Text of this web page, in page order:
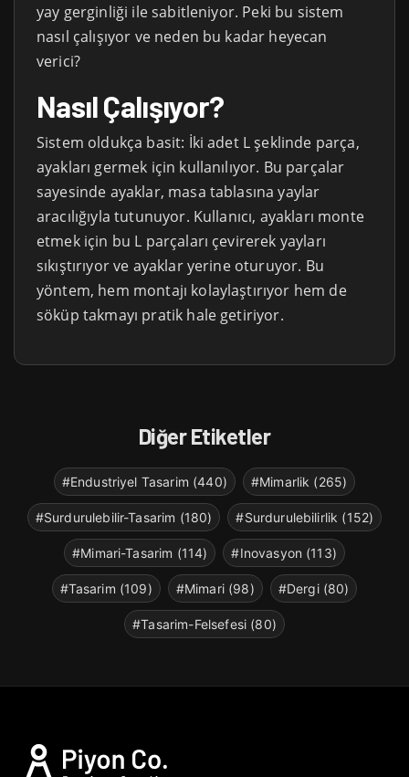
yay gerginliği ile sabitleniyor. Peki bu sistem
nasıl çalışıyor ve neden bu kadar heyecan
verici?
Nasıl Çalışıyor?
Sistem oldukça basit: İki adet L şeklinde parça,
ayakları germek için kullanılıyor. Bu parçalar
sayesinde ayaklar, masa tablasına yaylar
aracılığıyla tutunuyor. Kullanıcı, ayakları monte
etmek için bu L parçaları çevirerek yayları
sıkıştırıyor ve ayaklar yerine oturuyor. Bu
yöntem, hem montajı kolaylaştırıyor hem de
söküp takmayı pratik hale getiriyor.
Diğer Etiketler
#Endustriyel Tasarim (440) #Mimarlik (265)
#Surdurulebilir-Tasarim (180) #Surdurulebilirlik (152)
#Mimari-Tasarim (114) #Inovasyon (113)
#Tasarim (109) #Mimari (98) #Dergi (80)
#Tasarim-Felsefesi (80)